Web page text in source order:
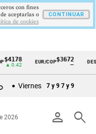
EUR/COP$3672
—
Viernes 7 y 9 7 y 9
person search
2026
con fines
aceptarlas o
de cookies
CONTINUAR